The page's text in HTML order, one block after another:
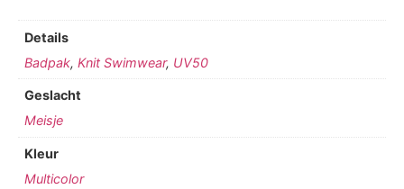
Details
Badpak,Knit Swimwear, UV50
Geslacht
Meisje
Kleur
Multicolor